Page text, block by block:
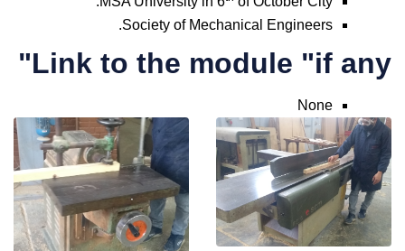
Society of Mechanical Engineers.
Link to the module "if any"
None